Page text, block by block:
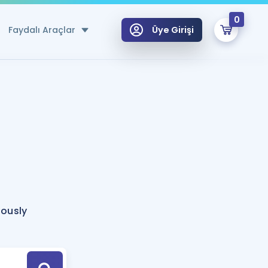
Faydalı Araçlar
Hesaplama Aracı
için Öneriler
Tek Takvimde
Üye Girişi
0
Hoca ile seni sınava hazırlayacak onlarca eğitim seni bekliyor!